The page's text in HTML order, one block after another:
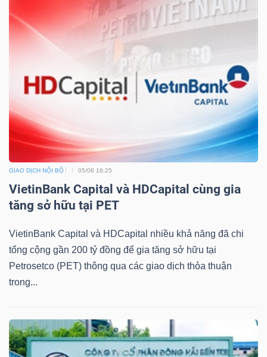
GIAO DỊCH NỘI BỘ 05/08 16:25
VietinBank Capital và HDCapital cùng gia
tăng sở hữu tại PET
VietinBank Capital và HDCapital nhiều khả năng đã chi
tổng cộng gần 200 tỷ đồng để gia tăng sở hữu tại
Petrosetco (PET) thông qua các giao dịch thỏa thuận
trong...
Truyền
thông
Dữ
liệu
chính